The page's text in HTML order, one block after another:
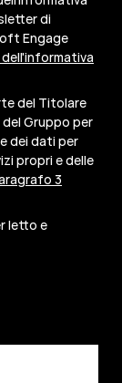
di
Engage
del Titolare
Gruppo per
dei dati per
propri e delle
3
letto e